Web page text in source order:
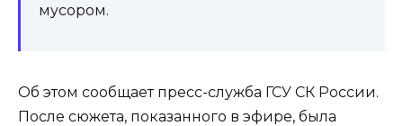
мусором.
Об этом сообщает пресс-служба ГСУ СК России.
После сюжета, показанного в эфире, была